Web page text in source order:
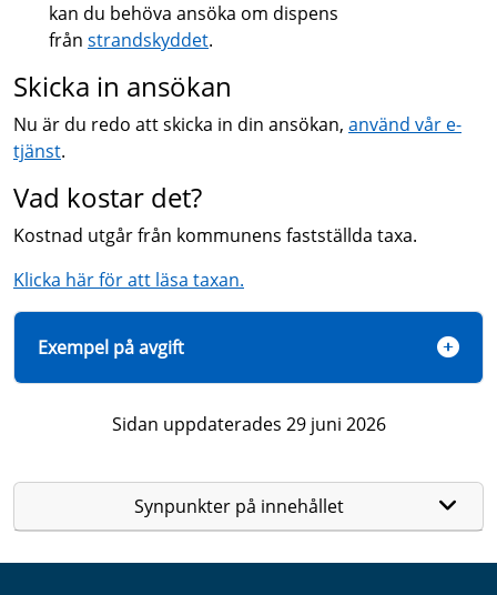
kan du behöva ansöka om dispens
från strandskyddet.
Skicka in ansökan
Nu är du redo att skicka in din ansökan, använd vår e-
tjänst.
Vad kostar det?
Kostnad utgår från kommunens fastställda taxa.
Klicka här för att läsa taxan.
Exempel på avgift
Sidan uppdaterades 29 juni 2026
Synpunkter på innehållet